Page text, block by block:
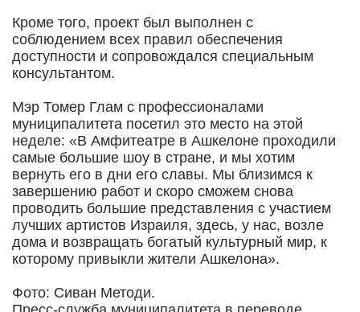
Кроме того, проект был выполнен с
соблюдением всех правил обеспечения
доступности и сопровождался специальным
консультантом.
Мэр Томер Глам с профессионалами
муниципалитета посетил это место на этой
неделе: «В Амфитеатре в Ашкелоне проходили
самые большие шоу в стране, и мы хотим
вернуть его в дни его славы. Мы близимся к
завершению работ и скоро сможем снова
проводить большие представления с участием
лучших артистов Израиля, здесь, у нас, возле
дома и возвращать богатый культурный мир, к
которому привыкли жители Ашкелона».
Фото: Сиван Методи.